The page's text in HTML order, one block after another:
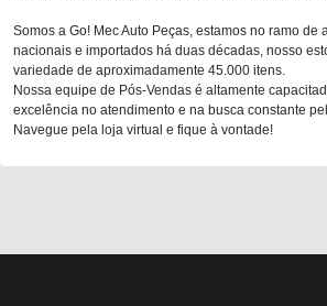
Somos a Go! Mec Auto Peças, estamos no ramo de
nacionais e importados há duas décadas, nosso
variedade de aproximadamente 45.000 itens.
Nossa equipe de Pós-Vendas é altamente
excelência no atendimento e na busca constante
Navegue pela loja virtual e fique à vontade!